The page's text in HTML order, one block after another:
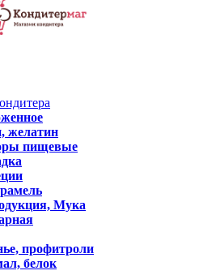
желатин
пищевые
Мука
профитроли
белок